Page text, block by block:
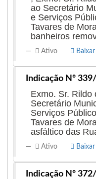
ao Secretário
e Serviços
Tavares de
banheiros
Ativo Baixar
Indicação Nº
Exmo. Sr. Rildo
Secretário
Serviços
Tavares de
asfáltico das
Ativo Baixar
Indicação Nº